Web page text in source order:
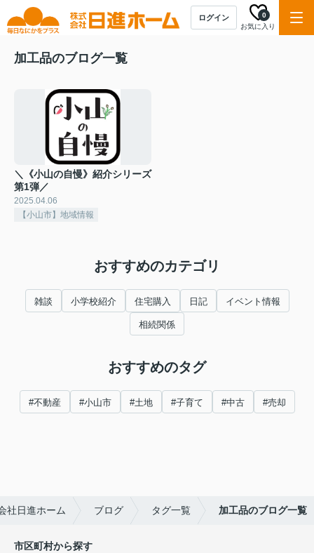
ログイン
お気に入り
0
加工品のブログ一覧
＼《小山の自慢》紹介シリーズ
第1弾／
2025.04.06
【小山市】地域情報
おすすめのカテゴリ
雑談 小学校紹介 住宅購入 日記 イベント情報
相続関係
おすすめのタグ
#不動産 #小山市 #土地 #子育て #中古 #売却
社日進ホーム ブログ タグ一覧 加工品のブログ一覧
市区町村から探す